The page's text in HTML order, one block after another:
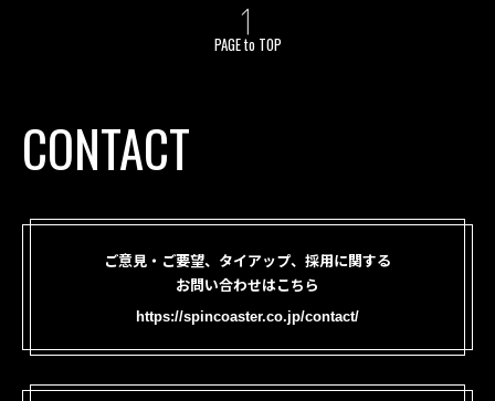
PAGE to TOP
CONTACT
ご意見・ご要望、タイアップ、採用に関する
お問い合わせはこちら
https://spincoaster.co.jp/contact/